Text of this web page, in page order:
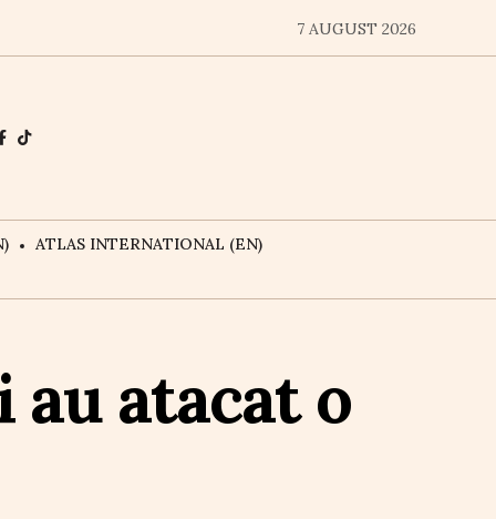
7 AUGUST 2026
ATLAS INTERNATIONAL (EN)
atacat o